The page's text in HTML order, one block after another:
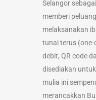
Selangor
memberi
melaksanakan
tunai terus
debit, QR code
disediakan
mulia ini
merancakkan